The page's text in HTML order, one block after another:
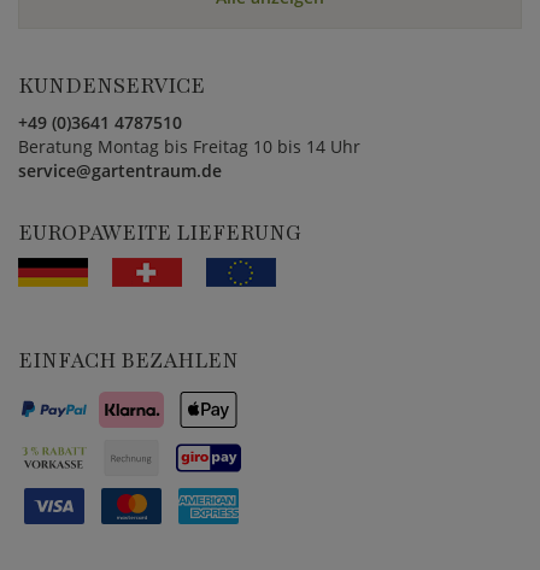
KUNDENSERVICE
+49 (0)3641 4787510
Beratung Montag bis Freitag 10 bis 14 Uhr
service@gartentraum.de
EUROPAWEITE LIEFERUNG
EINFACH BEZAHLEN